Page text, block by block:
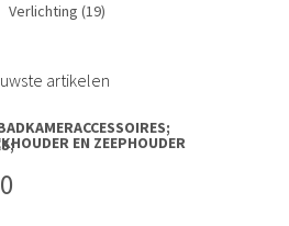
Verlichting (19)
artikelen
EN ZEEPHOUDER